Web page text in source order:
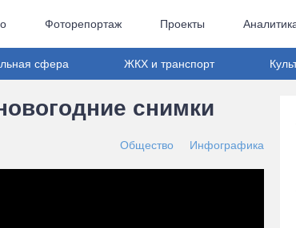
Фоторепортаж Проекты
сфера ЖКХ и транспорт
снимки
Общество Инфографика